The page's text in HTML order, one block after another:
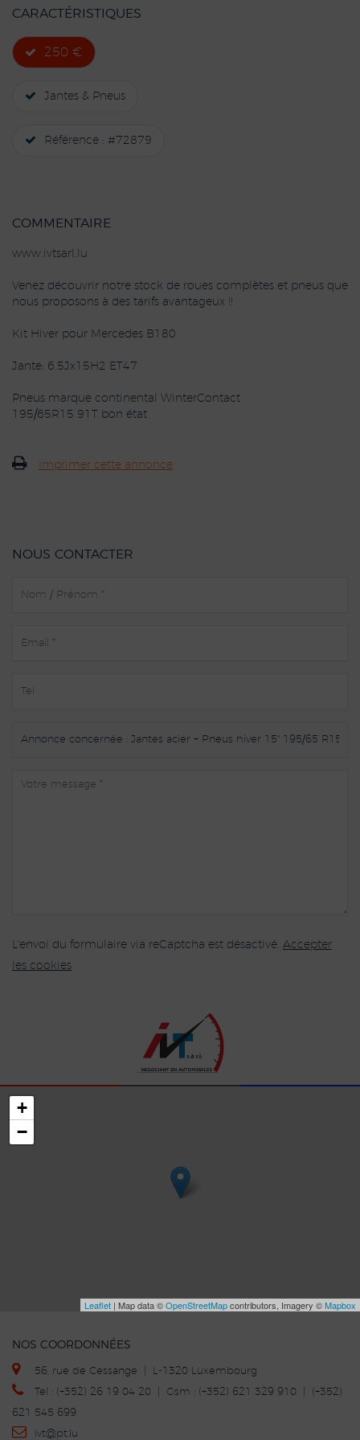
CARACTÉRISTIQUES
250 €
Jantes & Pneus
Référence : #72879
COMMENTAIRE
www.ivtsarl.lu
Venez découvrir notre stock de roues complètes et pneus que
nous proposons à des tarifs avantageux !!
Kit Hiver pour Mercedes B180
Jante: 6,5Jx15H2 ET47
Pneus marque continental WinterContact
195/65R15 91T bon état
Imprimer cette annonce
NOUS CONTACTER
L'envoi du formulaire via reCaptcha est désactivé. Accepter
les cookies
+
−
Leaflet | Map data ©OpenStreetMapcontributors, Imagery ©Mapbox
NOS COORDONNÉES
56, rue de Cessange | L-1320 Luxembourg
Tel : (+352) 26 19 04 20 | Gsm : (+352) 621 329 910 | (+352)
621 545 699
ivt@pt.lu